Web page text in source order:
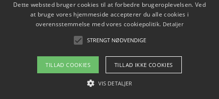
Copyright 2026 - Pilanto Aps
Om / kontakt
Blog Betingelser
Dette websted bruger cookies til at forbedre brugeroplevelsen. Ved
at bruge vores hjemmeside accepterer du alle cookies i
overensstemmelse med vores cookiepolitik. Detaljer
STRENGT NØDVENDIGE
TILLAD COOKIES TILLAD IKKE COOKIES
VIS DETALJER